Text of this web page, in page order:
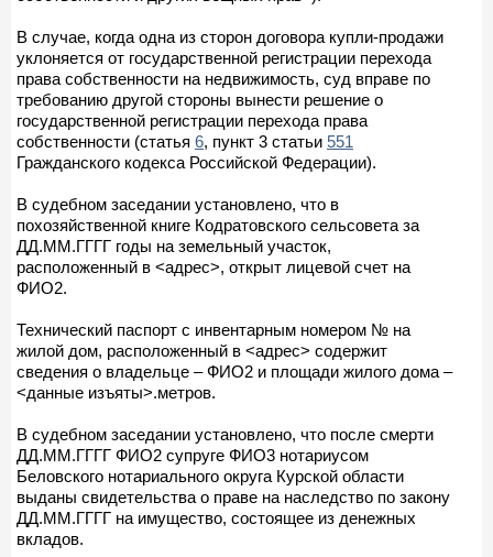
В случае, когда одна из сторон договора купли-продажи
уклоняется от государственной регистрации перехода
права собственности на недвижимость, суд вправе по
требованию другой стороны вынести решение о
государственной регистрации перехода права
собственности (статья 6, пункт 3 статьи 551
Гражданского кодекса Российской Федерации).
В судебном заседании установлено, что в
похозяйственной книге Кодратовского сельсовета за
ДД.ММ.ГГГГ годы на земельный участок,
расположенный в <адрес>, открыт лицевой счет на
ФИО2.
Технический паспорт с инвентарным номером № на
жилой дом, расположенный в <адрес> содержит
сведения о владельце – ФИО2 и площади жилого дома –
<данные изъяты>.метров.
В судебном заседании установлено, что после смерти
ДД.ММ.ГГГГ ФИО2 супруге ФИО3 нотариусом
Беловского нотариального округа Курской области
выданы свидетельства о праве на наследство по закону
ДД.ММ.ГГГГ на имущество, состоящее из денежных
вкладов.